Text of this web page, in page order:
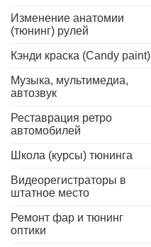
Изменение анатомии
(тюнинг) рулей
Кэнди краска (Candy paint)
Музыка, мультимедиа,
автозвук
Реставрация ретро
автомобилей
Школа (курсы) тюнинга
Видеорегистраторы в
штатное место
Ремонт фар и тюнинг
оптики